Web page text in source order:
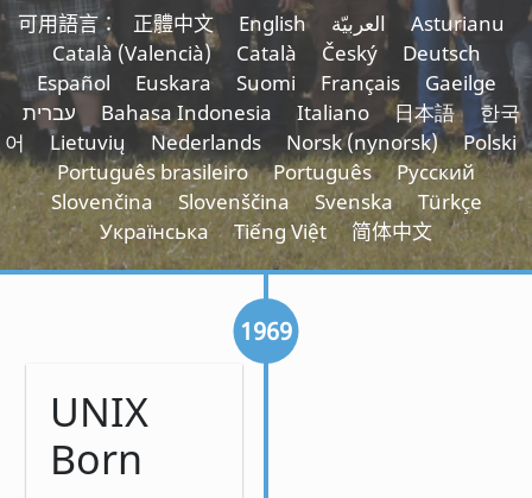
可用語言： 正體中文 English العربيّة
Asturianu
Català (Valencià)
Català Český
Deutsch
Español
Euskara Suomi Français
Gaeilge
עברית
Bahasa Indonesia Italiano 日本語
한국
어
Lietuvių Nederlands Norsk (nynorsk)
Polski
Português brasileiro
Português
Русский
Slovenčina
Slovenščina Svenska
Türkçe
Українська
Tiếng Việt 简体中文
1969
UNIX
Born